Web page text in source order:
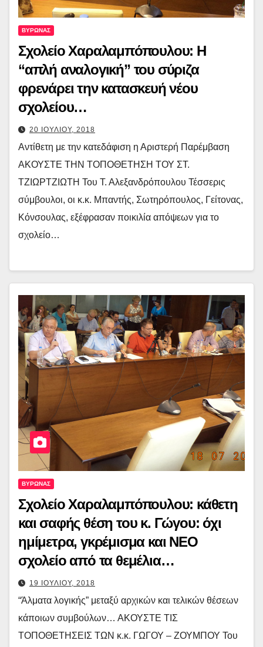
ΒΥΡΩΝΑΣ
Σχολείο Χαραλαμπόπουλου: Η
“απλή αναλογική” του σύριζα
φρενάρει την κατασκευή νέου
σχολείου…
20 ΙΟΥΛΙΟΥ, 2018
Αντίθετη με την κατεδάφιση η Αριστερή Παρέμβαση
ΑΚΟΥΣΤΕ ΤΗΝ ΤΟΠΟΘΕΤΗΣΗ ΤΟΥ ΣΤ.
ΤΖΙΩΡΤΖΙΩΤΗ Του Τ. Αλεξανδρόπουλου Τέσσερις
σύμβουλοι, οι κ.κ. Μπαντής, Σωτηρόπουλος, Γείτονας,
Κόνσουλας, εξέφρασαν ποικιλία απόψεων για το
σχολείο…
ΒΥΡΩΝΑΣ
Σχολείο Χαραλαμπόπουλου: κάθετη
και σαφής θέση του κ. Γώγου: όχι
ημίμετρα, γκρέμισμα και ΝΕΟ
σχολείο από τα θεμέλια…
19 ΙΟΥΛΙΟΥ, 2018
“Άλματα λογικής” μεταξύ αρχικών και τελικών θέσεων
κάποιων συμβούλων… ΑΚΟΥΣΤΕ ΤΙΣ
ΤΟΠΟΘΕΤΗΣΕΙΣ ΤΩΝ κ.κ. ΓΩΓΟΥ – ΖΟΥΜΠΟΥ Του